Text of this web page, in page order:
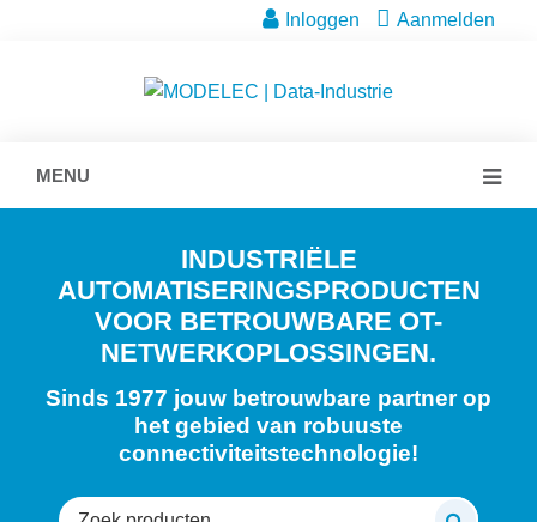
Inloggen Aanmelden
MENU
INDUSTRIËLE
AUTOMATISERINGSPRODUCTEN
VOOR BETROUWBARE OT-
NETWERKOPLOSSINGEN.
Sinds 1977 jouw betrouwbare partner op
het gebied van robuuste
connectiviteitstechnologie!
Zoeken